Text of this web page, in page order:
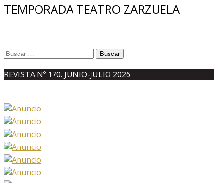
TEMPORADA TEATRO ZARZUELA
Buscar:
REVISTA Nº 170. JUNIO-JULIO 2026